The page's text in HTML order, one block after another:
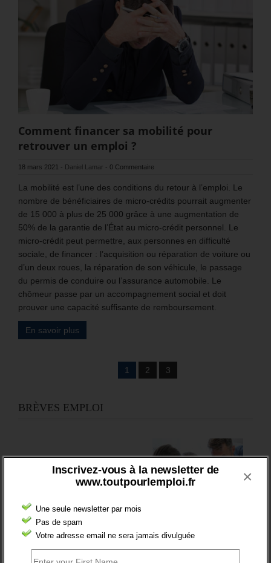
Inscrivez-vous à la newsletter de
www.toutpourlemploi.fr
Une seule newsletter par mois
Pas de spam
Votre adresse email ne sera jamais divulguée
×
Comment financer sa mobilité pour
retrouver un emploi ?
18 mars 2021 - Daniel Lamar - 0 Commentaire
La mobilité est l’une des conditions du retour à l’emploi. Le
nombre de bénéficiaires de micro-crédits pourrait augmenter
de 15 000 à plus de 25 000 grâce à une augmentation de
50% de la garantie de l’État au micro-crédit personnel. Le
micro-crédit peut permettre, aux personnes en difficulté
sociale, de financer : l’acquisition ou réparation de voiture ou
d’un deux roues, la réparation de son véhicule, le passage
du permis de conduire ou l’assurance automobile. Le
chômeur passe par un accompagnement social et doit
prouver une capacité suffisante de remboursement.
En savoir plus
1 2 3
BRÈVES EMPLOI
FT : + 100 000 INSCRITS EN 2024
Les chiffres de 2024 du nombre d’inscrit à France travail
marquent la fin de la période précédant le lancement des